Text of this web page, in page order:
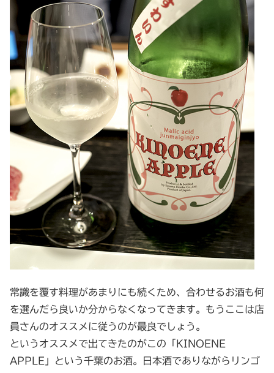
常識を覆す料理があまりにも続くため、合わせるお酒も何
を選んだら良いか分からなくなってきます。もうここは店
員さんのオススメに従うのが最良でしょう。
というオススメで出てきたのがこの「KINOENE
APPLE」という千葉のお酒。日本酒でありながらリンゴ